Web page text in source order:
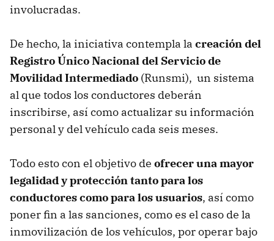
involucradas.
De hecho, la iniciativa contempla la creación del
Registro Único Nacional del Servicio de
Movilidad Intermediado (Runsmi), un sistema
al que todos los conductores deberán
inscribirse, así como actualizar su información
personal y del vehículo cada seis meses.
Todo esto con el objetivo de ofrecer una mayor
legalidad y protección tanto para los
conductores como para los usuarios, así como
poner fin a las sanciones, como es el caso de la
inmovilización de los vehículos, por operar bajo